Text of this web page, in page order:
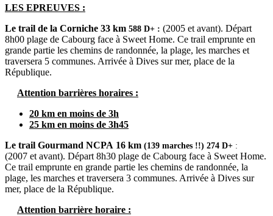
LES EPREUVES :
Le trail de la Corniche 33 km 588 D+ : (2005 et avant). Départ
8h00 plage de Cabourg face à Sweet Home. Ce trail emprunte en
grande partie les chemins de randonnée, la plage, les marches et
traversera 5 communes. Arrivée à Dives sur mer, place de la
République.
Attention barrières horaires :
20 km en moins de 3h
25 km en moins de 3h45
Le trail Gourmand NCPA 16 km (139 marches !!) 274 D+ :
(2007 et avant). Départ 8h30 plage de Cabourg face à Sweet Home.
Ce trail emprunte en grande partie les chemins de randonnée, la
plage, les marches et traversera 3 communes. Arrivée à Dives sur
mer, place de la République.
Attention barrière horaire :